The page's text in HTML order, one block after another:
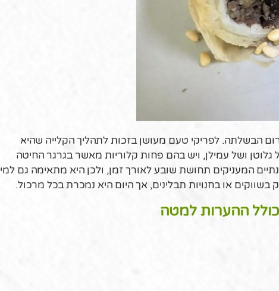
הבשלתה. לפריקי טעם מעושן בזכות לתהליך הקלייה שהיא
ושל עמילן, ויש בהם פחות קלוריות מאשר בגרגר החיטה
המעניקים תחושת שובע לאורך זמן, ולכן היא מתאימה גם למי
או בחנויות תבלינים, אך היום היא נמכרת בכל מרכול.
ההערות למטה